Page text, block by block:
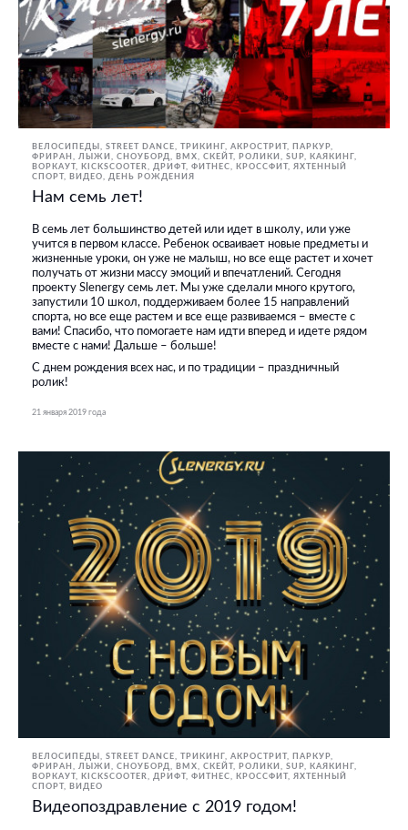
ВЕЛОСИПЕДЫ STREET DANCE
ТРИКИНГ, АКРОСТРИТ, ПАРКУР,
ФРИРАН
ЛЫЖИ, СНОУБОРД BMX, СКЕЙТ, РОЛИКИ SUP
КАЯКИНГ
ВОРКАУТ
KICKSCOOTER ДРИФТ ФИТНЕС, КРОССФИТ
ЯХТЕННЫЙ
СПОРТ
ВИДЕО ДЕНЬ РОЖДЕНИЯ
Нам семь лет!
В семь лет большинство детей или идет в школу, или уже
учится в первом классе. Ребенок осваивает новые предметы и
жизненные уроки, он уже не малыш, но все еще растет и хочет
получать от жизни массу эмоций и впечатлений. Сегодня
проекту Slenergy семь лет. Мы уже сделали много крутого,
запустили 10 школ, поддерживаем более 15 направлений
спорта, но все еще растем и все еще развиваемся – вместе с
вами! Спасибо, что помогаете нам идти вперед и идете рядом
вместе с нами! Дальше – больше!
С днем рождения всех нас, и по традиции – праздничный
ролик!
21 января 2019 года
ВЕЛОСИПЕДЫ STREET DANCE
ТРИКИНГ, АКРОСТРИТ, ПАРКУР,
ФРИРАН
ЛЫЖИ, СНОУБОРД BMX, СКЕЙТ, РОЛИКИ SUP
КАЯКИНГ
ВОРКАУТ
KICKSCOOTER ДРИФТ ФИТНЕС, КРОССФИТ
ЯХТЕННЫЙ
СПОРТ
ВИДЕО
Видеопоздравление с 2019 годом!